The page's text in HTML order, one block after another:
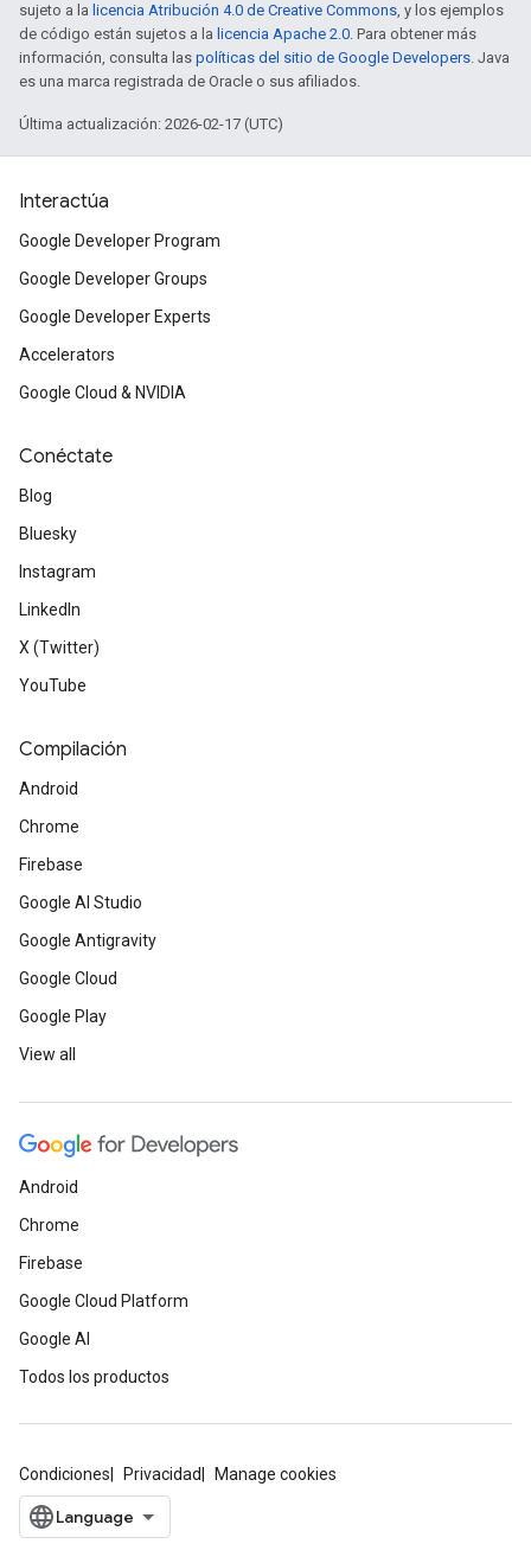
sujeto a la licencia Atribución 4.0 de Creative Commons, y los ejemplos
de código están sujetos a la licencia Apache 2.0. Para obtener más
información, consulta las políticas del sitio de Google Developers. Java
es una marca registrada de Oracle o sus afiliados.
Última actualización: 2026-02-17 (UTC)
Interactúa
Google Developer Program
Google Developer Groups
Google Developer Experts
Accelerators
Google Cloud & NVIDIA
Conéctate
Blog
Bluesky
Instagram
LinkedIn
X (Twitter)
YouTube
Compilación
Android
Chrome
Firebase
Google AI Studio
Google Antigravity
Google Cloud
Google Play
View all
Android
Chrome
Firebase
Google Cloud Platform
Google AI
Todos los productos
Condiciones Privacidad Manage cookies